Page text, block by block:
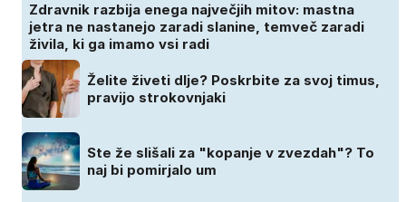
Zdravnik razbija enega največjih mitov: mastna
jetra ne nastanejo zaradi slanine, temveč zaradi
živila, ki ga imamo vsi radi
Želite živeti dlje? Poskrbite za svoj timus,
pravijo strokovnjaki
Ste že slišali za "kopanje v zvezdah"? To
naj bi pomirjalo um